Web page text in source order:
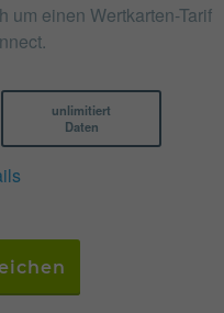
um einen Wertkarten-Tarif
unlimitiert
Daten